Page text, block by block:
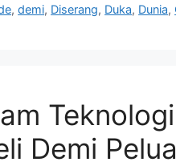
,demi, Diserang, Duka, Dunia,
Demi